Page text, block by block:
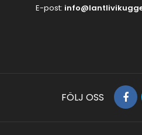
E-post:
FÖLJ OSS